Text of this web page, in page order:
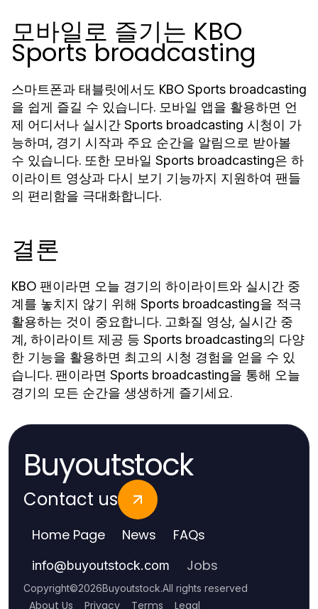
모바일로 즐기는 KBO
Sports broadcasting
스마트폰과 태블릿에서도 KBO Sports broadcasting
을 쉽게 즐길 수 있습니다. 모바일 앱을 활용하면 언
제 어디서나 실시간 Sports broadcasting 시청이 가
능하며, 경기 시작과 주요 순간을 알림으로 받아볼
수 있습니다. 또한 모바일 Sports broadcasting은 하
이라이트 영상과 다시 보기 기능까지 지원하여 팬들
의 편리함을 극대화합니다.
결론
KBO 팬이라면 오늘 경기의 하이라이트와 실시간 중
계를 놓치지 않기 위해 Sports broadcasting을 적극
활용하는 것이 중요합니다. 고화질 영상, 실시간 중
계, 하이라이트 제공 등 Sports broadcasting의 다양
한 기능을 활용하면 최고의 시청 경험을 얻을 수 있
습니다. 팬이라면 Sports broadcasting을 통해 오늘
경기의 모든 순간을 생생하게 즐기세요.
Buyoutstock
Contact us
Home Page News FAQs
info@buyoutstock.com Jobs
Copyright©2026Buyoutstock.All rights reserved
About Us Privacy Terms Legal